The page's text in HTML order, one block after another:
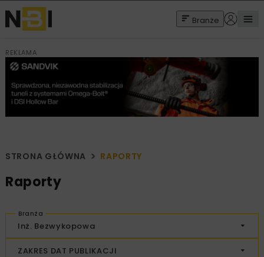
Branże
REKLAMA
STRONA GŁÓWNA RAPORTY
Raporty
Inż. Bezwykopowa
Branża
ZAKRES DAT PUBLIKACJI